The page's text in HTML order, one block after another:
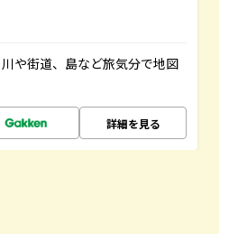
や街道、島など旅気分で地図
詳細を見る